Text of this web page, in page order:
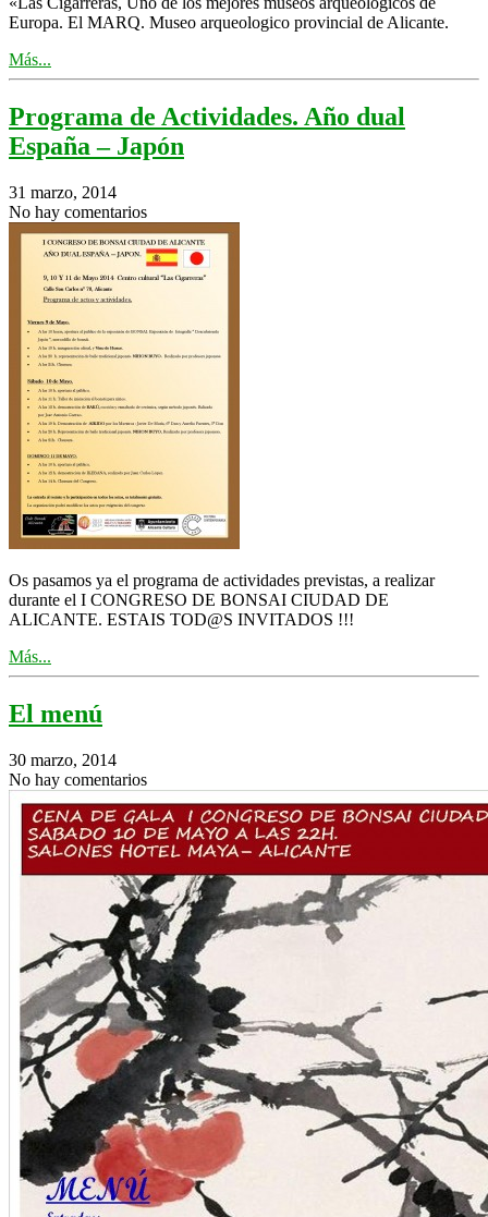
Europa. El MARQ. Museo arqueologico provincial de Alicante.
Más...
Programa de Actividades. Año dual
España – Japón
31 marzo, 2014
No hay comentarios
Os pasamos ya el programa de actividades previstas, a realizar
durante el I CONGRESO DE BONSAI CIUDAD DE
ALICANTE. ESTAIS TOD@S INVITADOS !!!
Más...
El menú
30 marzo, 2014
No hay comentarios